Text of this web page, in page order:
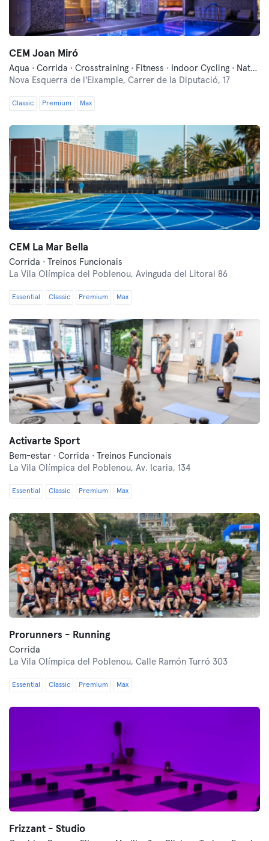
CEM Joan Miró
Aqua · Corrida · Crosstraining · Fitness · Indoor Cycling · Natação · Pilates · Treino Militar · Treinos Funcionais · Yoga
Nova Esquerra de l'Eixample, Carrer de la Diputació, 17
Classic Premium Max
CEM La Mar Bella
Corrida · Treinos Funcionais
La Vila Olímpica del Poblenou, Avinguda del Litoral 86
Essential Classic Premium Max
Activarte Sport
Bem-estar · Corrida · Treinos Funcionais
La Vila Olímpica del Poblenou, Av. Icaria, 134
Essential Classic Premium Max
Prorunners - Running
Corrida
La Vila Olímpica del Poblenou, Calle Ramón Turró 303
Essential Classic Premium Max
Frizzant - Studio